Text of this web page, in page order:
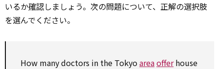
いるか確認しましょう。次の問題について、正解の選択肢
を選んでください。
How many doctors in the Tokyoareaofferhouse